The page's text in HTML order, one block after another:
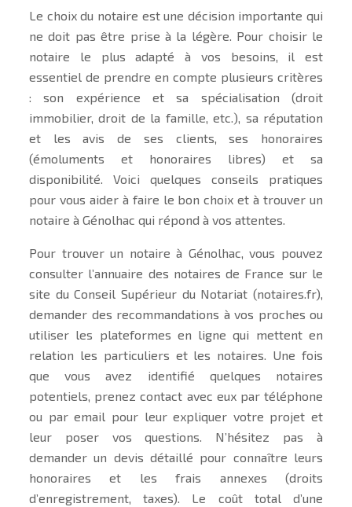
Le choix du notaire est une décision importante qui
ne doit pas être prise à la légère. Pour choisir le
notaire le plus adapté à vos besoins, il est
essentiel de prendre en compte plusieurs critères
: son expérience et sa spécialisation (droit
immobilier, droit de la famille, etc.), sa réputation
et les avis de ses clients, ses honoraires
(émoluments et honoraires libres) et sa
disponibilité. Voici quelques conseils pratiques
pour vous aider à faire le bon choix et à trouver un
notaire à Génolhac qui répond à vos attentes.
Pour trouver un notaire à Génolhac, vous pouvez
consulter l’annuaire des notaires de France sur le
site du Conseil Supérieur du Notariat (notaires.fr),
demander des recommandations à vos proches ou
utiliser les plateformes en ligne qui mettent en
relation les particuliers et les notaires. Une fois
que vous avez identifié quelques notaires
potentiels, prenez contact avec eux par téléphone
ou par email pour leur expliquer votre projet et
leur poser vos questions. N’hésitez pas à
demander un devis détaillé pour connaître leurs
honoraires et les frais annexes (droits
d’enregistrement, taxes). Le coût total d’une